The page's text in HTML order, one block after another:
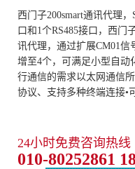
西门子200smart通讯代理
口和1个RS485接口，西门
讯代理，通过扩展CM01信
增至4个，可满足小型自动
行通信的需求以太网通信
协议、支持多种终端连接•
24小时免费咨询热线
010-80252861